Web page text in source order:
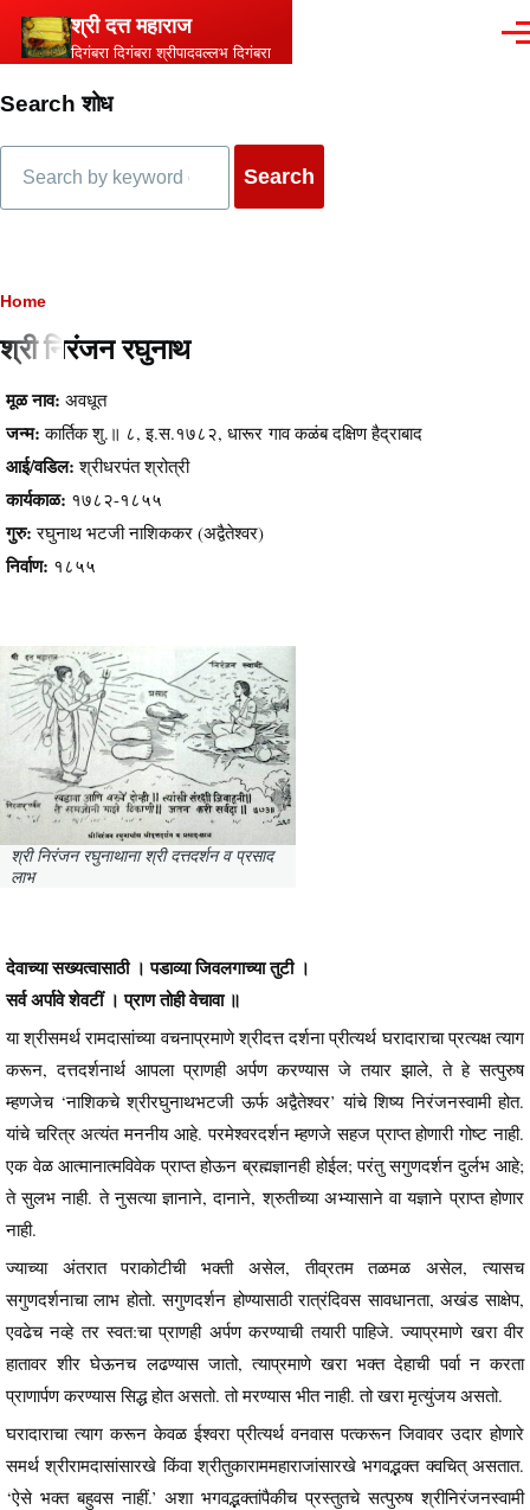
Skip to main content
श्री दत्त महाराज
दिगंबरा दिगंबरा श्रीपादवल्लभ दिगंबरा
Search शोध
Breadcrumb
Home
श्री निरंजन रघुनाथ
Content
मूळ नाव: अवधूत
जन्म: कार्तिक शु.॥ ८, इ.स.१७८२, धारूर गाव कळंब दक्षिण हैद्राबाद
आई/वडिल: श्रीधरपंत श्रोत्री
कार्यकाळ: १७८२-१८५५
गुरु: रघुनाथ भटजी नाशिककर (अद्वैतेश्वर)
निर्वाण: १८५५
श्री निरंजन रघुनाथाना श्री दत्तदर्शन व प्रसाद
लाभ
देवाच्या सख्यत्वासाठी । पडाव्या जिवलगाच्या तुटी ।
सर्व अर्पावे शेवटीं । प्राण तोही वेचावा ॥
या श्रीसमर्थ रामदासांच्या वचनाप्रमाणे श्रीदत्त दर्शना प्रीत्यर्थ घरादाराचा प्रत्यक्ष त्याग
करून, दत्तदर्शनार्थ आपला प्राणही अर्पण करण्यास जे तयार झाले, ते हे सत्पुरुष
म्हणजेच ‘नाशिकचे श्रीरघुनाथभटजी ऊर्फ अद्वैतेश्वर’ यांचे शिष्य निरंजनस्वामी होत.
यांचे चरित्र अत्यंत मननीय आहे. परमेश्वरदर्शन म्हणजे सहज प्राप्त होणारी गोष्ट नाही.
एक वेळ आत्मानात्मविवेक प्राप्त होऊन ब्रह्मज्ञानही होईल; परंतु सगुणदर्शन दुर्लभ आहे;
ते सुलभ नाही. ते नुसत्या ज्ञानाने, दानाने, श्रुतीच्या अभ्यासाने वा यज्ञाने प्राप्त होणार
नाही.
ज्याच्या अंतरात पराकोटीची भक्ती असेल, तीव्रतम तळमळ असेल, त्यासच
सगुणदर्शनाचा लाभ होतो. सगुणदर्शन होण्यासाठी रात्रंदिवस सावधानता, अखंड साक्षेप,
एवढेच नव्हे तर स्वत:चा प्राणही अर्पण करण्याची तयारी पाहिजे. ज्याप्रमाणे खरा वीर
हातावर शीर घेऊनच लढण्यास जातो, त्याप्रमाणे खरा भक्त देहाची पर्वा न करता
प्राणार्पण करण्यास सिद्ध होत असतो. तो मरण्यास भीत नाही. तो खरा मृत्युंजय असतो.
घरादाराचा त्याग करून केवळ ईश्वरा प्रीत्यर्थ वनवास पत्करून जिवावर उदार होणारे
समर्थ श्रीरामदासांसारखे किंवा श्रीतुकाराममहाराजांसारखे भगवद्भक्त क्वचित् असतात.
‘ऐसे भक्त बहुवस नाहीं.’ अशा भगवद्भक्तांपैकीच प्रस्तुतचे सत्पुरुष श्रीनिरंजनस्वामी